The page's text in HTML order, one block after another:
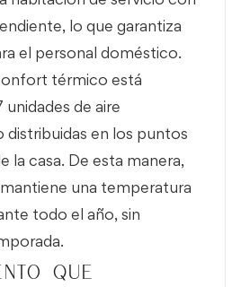
lo que garantiza
el personal doméstico.
térmico está
de aire
distribuidas en los puntos
la casa. De esta manera,
una temperatura
todo el año, sin
que